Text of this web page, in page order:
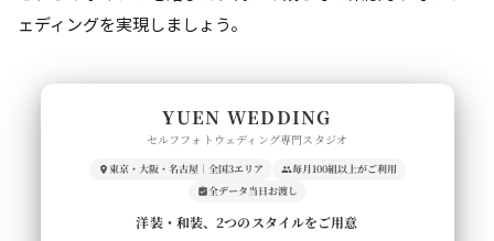
ェディングを実現しましょう。
YUEN WEDDING
セルフフォトウェディング専門スタジオ
東京・大阪・名古屋｜全国3エリア
毎月100組以上がご利用
全データ当日お渡し
洋装・和装、2つのスタイルをご用意